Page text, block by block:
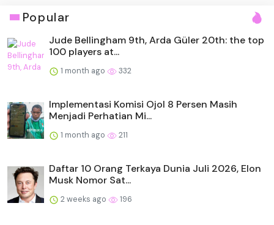
Popular
Jude Bellingham 9th, Arda Güler 20th: the top
100 players at...
1 month ago 332
Implementasi Komisi Ojol 8 Persen Masih
Menjadi Perhatian Mi...
1 month ago 211
Daftar 10 Orang Terkaya Dunia Juli 2026, Elon
Musk Nomor Sat...
2 weeks ago 196